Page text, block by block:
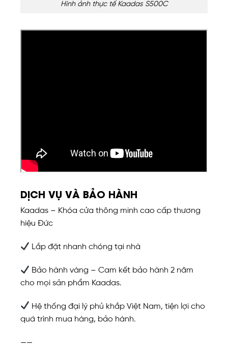
Hình ảnh thực tế Kaadas S500C
DỊCH VỤ VÀ BẢO HÀNH
Kaadas – Khóa cửa thông minh cao cấp thương
hiệu Đức
Lắp đặt nhanh chóng tại nhà
Bảo hành vàng – Cam kết bảo hành 2 năm
cho mọi sản phẩm Kaadas.
Hệ thống đại lý phủ khắp Việt Nam, tiện lợi cho
quá trình mua hàng, bảo hành.
——